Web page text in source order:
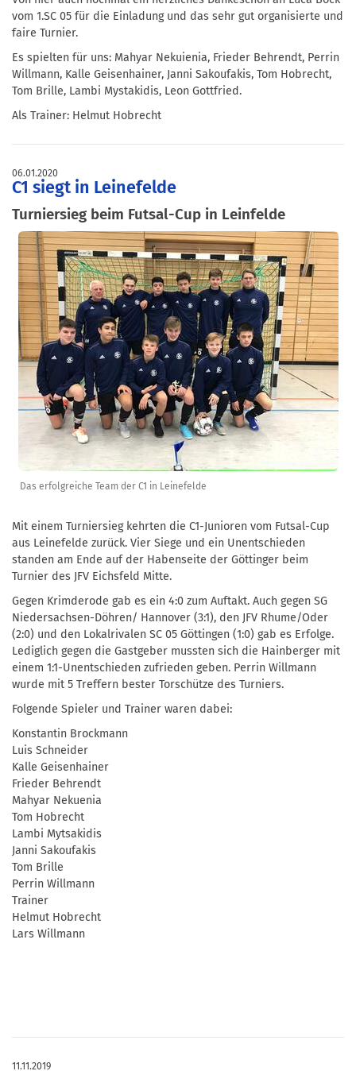
vom 1.SC 05 für die Einladung und das sehr gut organisierte und
faire Turnier.
Es spielten für uns: Mahyar Nekuienia, Frieder Behrendt, Perrin
Willmann, Kalle Geisenhainer, Janni Sakoufakis, Tom Hobrecht,
Tom Brille, Lambi Mystakidis, Leon Gottfried.
Als Trainer: Helmut Hobrecht
06.01.2020
C1 siegt in Leinefelde
Turniersieg beim Futsal-Cup in Leinfelde
Das erfolgreiche Team der C1 in Leinefelde
Mit einem Turniersieg kehrten die C1-Junioren vom Futsal-Cup
aus Leinefelde zurück. Vier Siege und ein Unentschieden
standen am Ende auf der Habenseite der Göttinger beim
Turnier des JFV Eichsfeld Mitte.
Gegen Krimderode gab es ein 4:0 zum Auftakt. Auch gegen SG
Niedersachsen-Döhren/ Hannover (3:1), den JFV Rhume/Oder
(2:0) und den Lokalrivalen SC 05 Göttingen (1:0) gab es Erfolge.
Lediglich gegen die Gastgeber mussten sich die Hainberger mit
einem 1:1-Unentschieden zufrieden geben. Perrin Willmann
wurde mit 5 Treffern bester Torschütze des Turniers.
Folgende Spieler und Trainer waren dabei:
Konstantin Brockmann
Luis Schneider
Kalle Geisenhainer
Frieder Behrendt
Mahyar Nekuenia
Tom Hobrecht
Lambi Mytsakidis
Janni Sakoufakis
Tom Brille
Perrin Willmann
Trainer
Helmut Hobrecht
Lars Willmann
11.11.2019